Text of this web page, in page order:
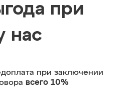
при
нас
при заключении
всего 10%